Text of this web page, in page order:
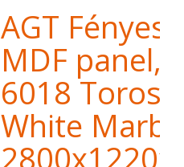
AGT Fényes
MDF panel,
6018 Toros
White